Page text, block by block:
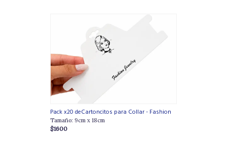
Pack x20 deCartoncitos para Collar - Fashion
Tamaño: 9cm x 18cm
$1600